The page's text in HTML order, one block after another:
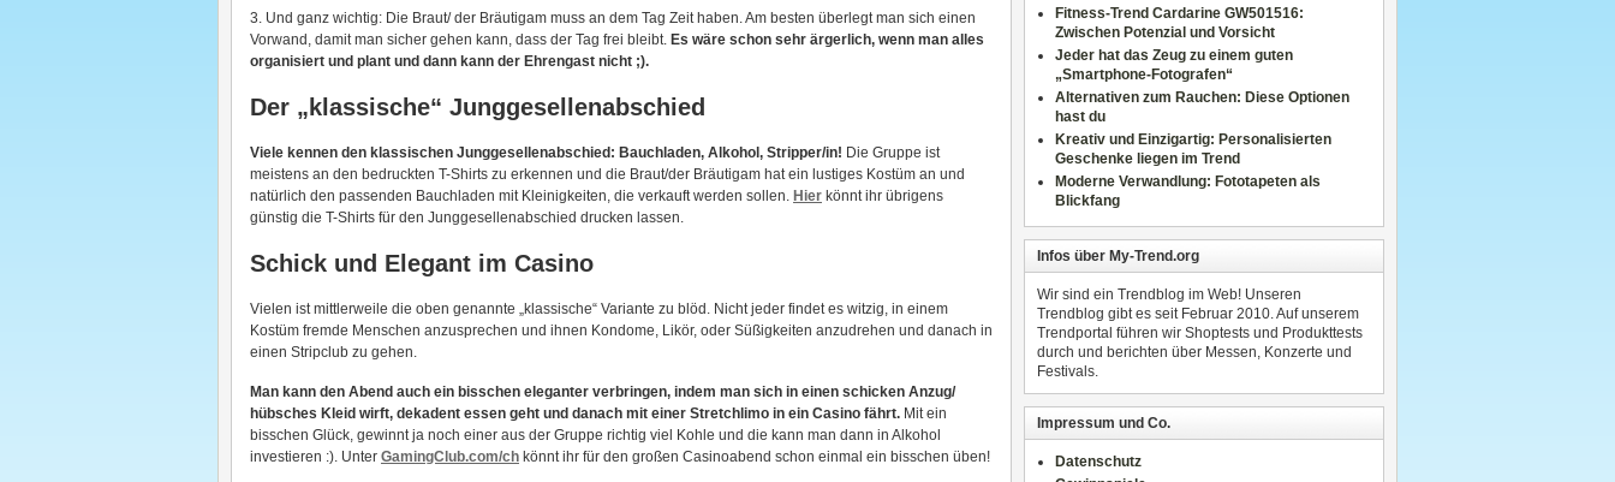
3. Und ganz wichtig: Die Braut/ der Bräutigam muss an dem Tag Zeit haben. Am besten überlegt man sich einen
Vorwand, damit man sicher gehen kann, dass der Tag frei bleibt. Es wäre schon sehr ärgerlich, wenn man alles
organisiert und plant und dann kann der Ehrengast nicht ;).
Der „klassische“ Junggesellenabschied
Viele kennen den klassischen Junggesellenabschied: Bauchladen, Alkohol, Stripper/in! Die Gruppe ist
meistens an den bedruckten T-Shirts zu erkennen und die Braut/der Bräutigam hat ein lustiges Kostüm an und
natürlich den passenden Bauchladen mit Kleinigkeiten, die verkauft werden sollen. Hier könnt ihr übrigens
günstig die T-Shirts für den Junggesellenabschied drucken lassen.
Schick und Elegant im Casino
Vielen ist mittlerweile die oben genannte „klassische“ Variante zu blöd. Nicht jeder findet es witzig, in einem
Kostüm fremde Menschen anzusprechen und ihnen Kondome, Likör, oder Süßigkeiten anzudrehen und danach in
einen Stripclub zu gehen.
Man kann den Abend auch ein bisschen eleganter verbringen, indem man sich in einen schicken Anzug/
hübsches Kleid wirft, dekadent essen geht und danach mit einer Stretchlimo in ein Casino fährt. Mit ein
bisschen Glück, gewinnt ja noch einer aus der Gruppe richtig viel Kohle und die kann man dann in Alkohol
investieren :). Unter GamingClub.com/ch könnt ihr für den großen Casinoabend schon einmal ein bisschen üben!
Fitness-Trend Cardarine GW501516:
Zwischen Potenzial und Vorsicht
Jeder hat das Zeug zu einem guten
„Smartphone-Fotografen“
Alternativen zum Rauchen: Diese Optionen
hast du
Kreativ und Einzigartig: Personalisierten
Geschenke liegen im Trend
Moderne Verwandlung: Fototapeten als
Blickfang
Infos über My-Trend.org
Wir sind ein Trendblog im Web! Unseren
Trendblog gibt es seit Februar 2010. Auf unserem
Trendportal führen wir Shoptests und Produkttests
durch und berichten über Messen, Konzerte und
Festivals.
Impressum und Co.
Datenschutz